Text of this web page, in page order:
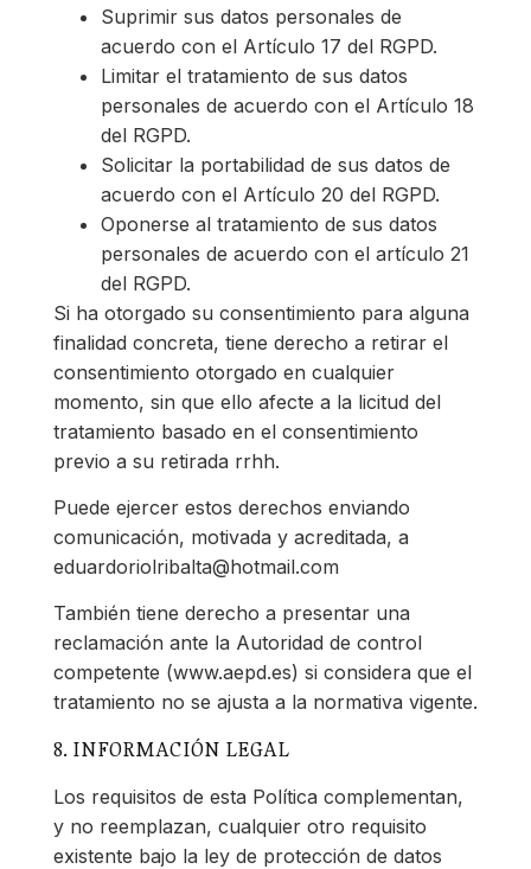
Suprimir sus datos personales de
acuerdo con el Artículo 17 del RGPD.
Limitar el tratamiento de sus datos
personales de acuerdo con el Artículo 18
del RGPD.
Solicitar la portabilidad de sus datos de
acuerdo con el Artículo 20 del RGPD.
Oponerse al tratamiento de sus datos
personales de acuerdo con el artículo 21
del RGPD.
Si ha otorgado su consentimiento para alguna
finalidad concreta, tiene derecho a retirar el
consentimiento otorgado en cualquier
momento, sin que ello afecte a la licitud del
tratamiento basado en el consentimiento
previo a su retirada rrhh.
Puede ejercer estos derechos enviando
comunicación, motivada y acreditada, a
eduardoriolribalta@hotmail.com
También tiene derecho a presentar una
reclamación ante la Autoridad de control
competente (www.aepd.es) si considera que el
tratamiento no se ajusta a la normativa vigente.
8. INFORMACIÓN LEGAL
Los requisitos de esta Política complementan,
y no reemplazan, cualquier otro requisito
existente bajo la ley de protección de datos